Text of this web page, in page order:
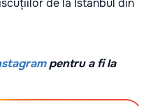
de la Istanbul din
pentru a fi la